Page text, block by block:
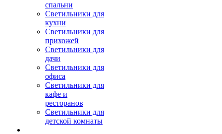
спальни
Светильники для
кухни
Светильники для
прихожей
Светильники для
дачи
Светильники для
офиса
Светильники для
кафе и
ресторанов
Светильники для
детской комнаты